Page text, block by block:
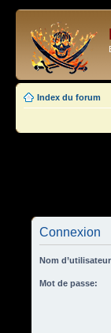
Index du forum
Connexion
Nom
Mot de passe: